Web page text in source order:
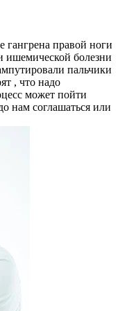
гангрена правой ноги
ишемической болезни
пальчики
, что надо
может пойти
нам соглашаться или